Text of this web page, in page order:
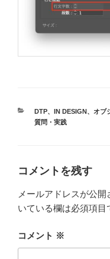
カ
テ
DTP、 IN DESIGN 、 オブ
質問・実践
コメントを残す
メールアドレスが公開
いている欄は必須項目
コメント ※